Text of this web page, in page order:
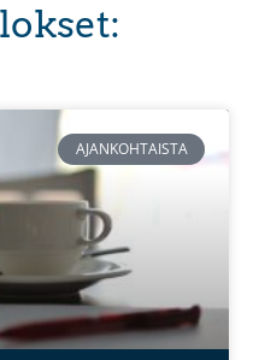
AJANKOHTAISTA